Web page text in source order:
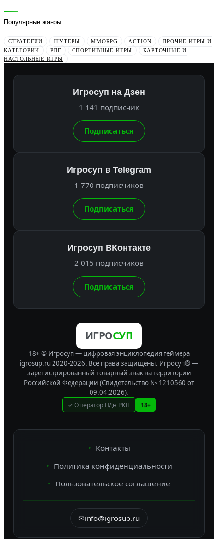
Популярные жанры
СТРАТЕГИИ ШУТЕРЫ MMORPG ACTION
ПРОЧИЕ ИГРЫ И
КАТЕГОРИИ
РПГ СПОРТИВНЫЕ ИГРЫ
КАРТОЧНЫЕ И
НАСТОЛЬНЫЕ ИГРЫ
Игросуп на Дзен
1 141 подписчик
Подписаться
Игросуп в Telegram
1 770 подписчиков
Подписаться
Игросуп ВКонтакте
2 015 подписчиков
Подписаться
ИГРОСУП
18+ © Игросуп — цифровая энциклопедия геймера
igrosup.ru 2020-2026. Все права защищены. Игросуп® —
зарегистрированный товарный знак на территории
Российской Федерации (Свидетельство № 1210560 от
09.04.2026).
✓ Оператор ПДн РКН 18+
Контакты
Политика конфиденциальности
Пользовательское соглашение
✉info@igrosup.ru